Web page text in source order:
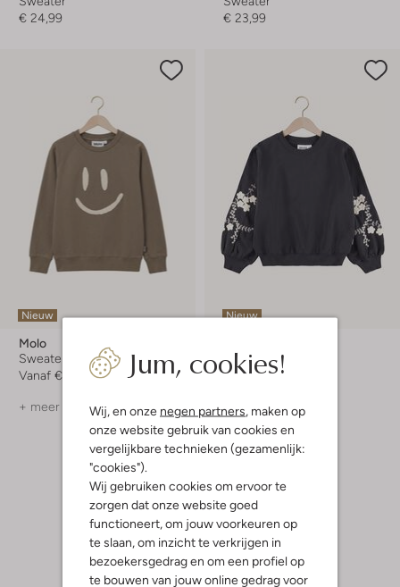
Jum, cookies!
Wij, en onze negen partners, maken op
onze website gebruik van cookies en
vergelijkbare technieken (gezamenlijk:
"cookies").
Wij gebruiken cookies om ervoor te
zorgen dat onze website goed
functioneert, om jouw voorkeuren op
te slaan, om inzicht te verkrijgen in
bezoekersgedrag en om een profiel op
te bouwen van jouw online gedrag voor
€ 24,99
€ 23,99
Nieuw
Molo
Sweater
Vanaf € 48,99
+ meer kleuren
Nieuw
Sweater
Vanaf € 68,99